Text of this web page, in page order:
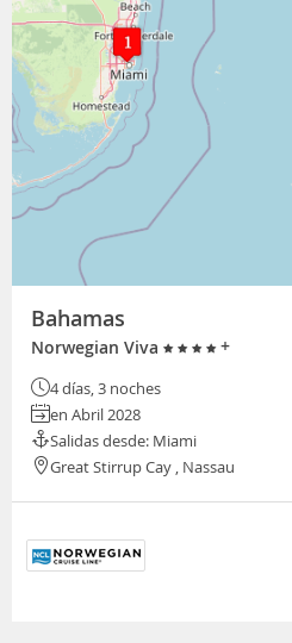
Bahamas
Norwegian Viva +
4 días, 3 noches
en Abril 2028
Salidas desde: Miami
Great Stirrup Cay , Nassau